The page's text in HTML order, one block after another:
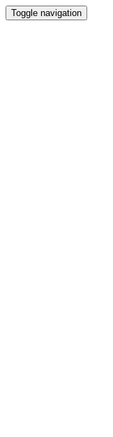
Toggle navigation